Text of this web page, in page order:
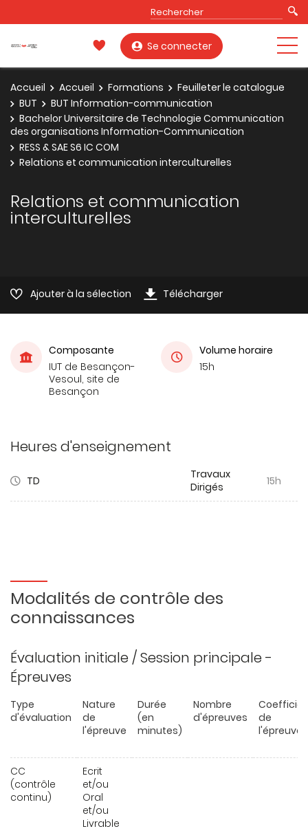
Se connecter
Accueil Accueil Formations
Feuilleter le catalogue
BUT
BUT Information-communication
Bachelor Universitaire de Technologie Communication
des organisations Information-Communication
RESS & SAE S6 IC COM
Relations et communication interculturelles
Relations et communication
interculturelles
Ajouter à la sélection Télécharger
Composante
IUT de Besançon-
Vesoul, site de
Besançon
Volume horaire
15h
Heures d'enseignement
TD
Travaux
Dirigés
15h
Modalités de contrôle des
connaissances
Évaluation initiale / Session principale -
Épreuves
Type
d'évaluation
Nature
de
l'épreuve
Durée
(en
minutes)
Nombre
d'épreuves
de
l'épreuve
CC
(contrôle
continu)
Ecrit
et/ou
Oral
et/ou
Livrable